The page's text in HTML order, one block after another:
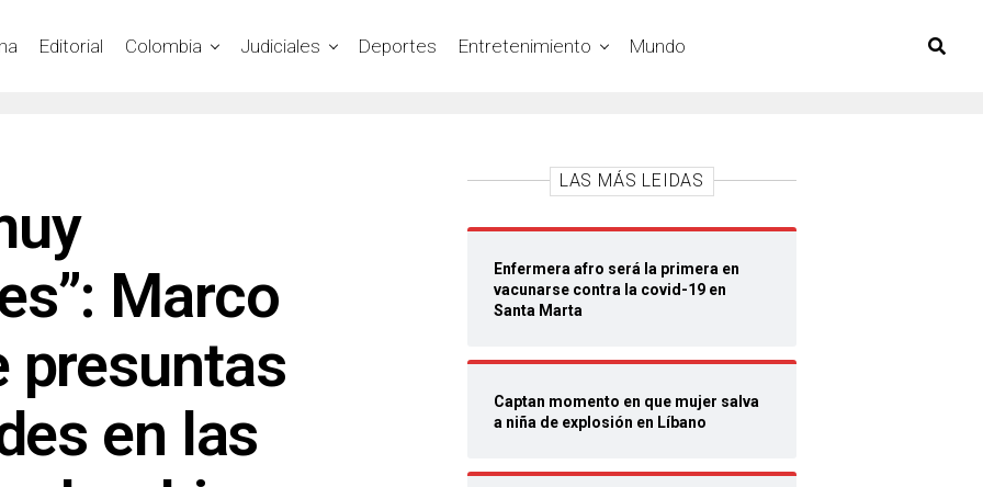
Editorial Colombia Judiciales Deportes Entretenimiento Mundo
Marco
presuntas
en las
LAS MÁS LEIDAS
Enfermera afro será la primera en
vacunarse contra la covid-19 en
Santa Marta
Captan momento en que mujer salva
a niña de explosión en Líbano